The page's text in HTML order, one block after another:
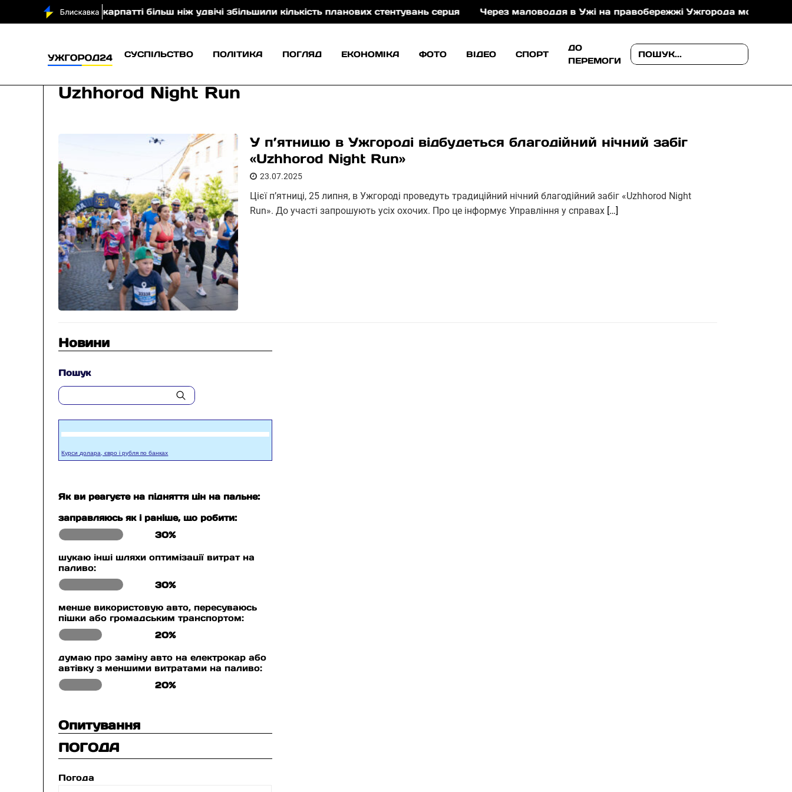
На Закарпатті більш ніж удвічі збільшили кількість планових стентувань серця Через маловоддя в Ужі на правобережжі Ужгорода можуть
СУСПІЛЬСТВО ПОЛІТИКА ПОГЛЯД ЕКОНОМІКА ФОТО ВІДЕО СПОРТ
ДО
ПЕРЕМОГИ
Uzhhorod Night Run
У п’ятницю в Ужгороді відбудеться благодійний нічний забіг
«Uzhhorod Night Run»
23.07.2025
Цієї п’ятниці, 25 липня, в Ужгороді проведуть традиційний нічний благодійний забіг «Uzhhorod Night
Run». До участі запрошують усіх охочих. Про це інформує Управління у справах […]
Новини
Пошук
Курси долара, євро і рубля по банках
Як ви реагуєте на підняття цін на пальне:
заправляюсь як і раніше, що робити:
30%
шукаю інші шляхи оптимізації витрат на
паливо:
30%
менше використовую авто, пересуваюсь
пішки або громадським транспортом:
20%
думаю про заміну авто на електрокар або
автівку з меншими витратами на паливо:
20%
Опитування
ПОГОДА
Погода